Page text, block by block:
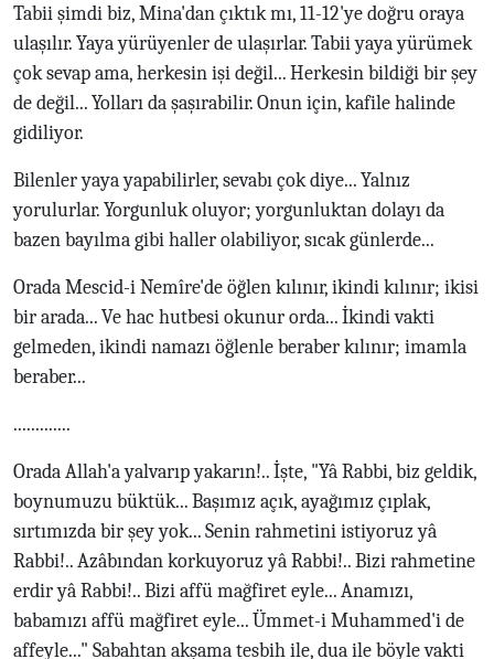
Tabii şimdi biz, Mina'dan çıktık mı, 11-12'ye doğru oraya
ulaşılır. Yaya yürüyenler de ulaşırlar. Tabii yaya yürümek
çok sevap ama, herkesin işi değil... Herkesin bildiği bir şey
de değil... Yolları da şaşırabilir. Onun için, kafile halinde
gidiliyor.
Bilenler yaya yapabilirler, sevabı çok diye... Yalnız
yorulurlar. Yorgunluk oluyor; yorgunluktan dolayı da
bazen bayılma gibi haller olabiliyor, sıcak günlerde...
Orada Mescid-i Nemîre'de öğlen kılınır, ikindi kılınır; ikisi
bir arada... Ve hac hutbesi okunur orda... İkindi vakti
gelmeden, ikindi namazı öğlenle beraber kılınır; imamla
beraber...
.............
Orada Allah'a yalvarıp yakarın!.. İşte, "Yâ Rabbi, biz geldik,
boynumuzu büktük... Başımız açık, ayağımız çıplak,
sırtımızda bir şey yok... Senin rahmetini istiyoruz yâ
Rabbi!.. Azâbından korkuyoruz yâ Rabbi!.. Bizi rahmetine
erdir yâ Rabbi!.. Bizi affü mağfiret eyle... Anamızı,
babamızı affü mağfiret eyle... Ümmet-i Muhammed'i de
affeyle..." Sabahtan akşama tesbih ile, dua ile böyle vakti